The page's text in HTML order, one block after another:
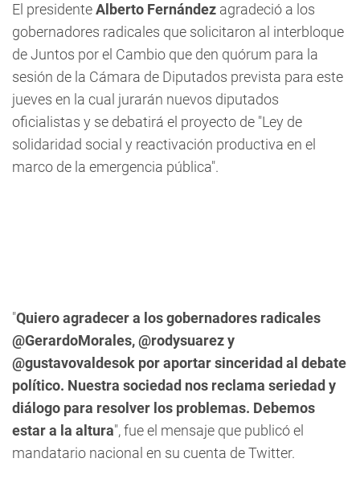
El presidenteAlberto Fernández agradeció a los
gobernadores radicales que solicitaron al interbloque
de Juntos por el Cambio que den quórum para la
sesión de la Cámara de Diputados prevista para este
jueves en la cual jurarán nuevos diputados
oficialistas y se debatirá el proyecto de "Ley de
solidaridad social y reactivación productiva en el
marco de la emergencia pública".
"Quiero agradecer a los gobernadores radicales
@GerardoMorales, @rodysuarez y
@gustavovaldesok por aportar sinceridad al debate
político. Nuestra sociedad nos reclama seriedad y
diálogo para resolver los problemas. Debemos
estar a la altura", fue el mensaje que publicó el
mandatario nacional en su cuenta de Twitter.